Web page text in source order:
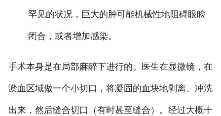
罕见的状况，巨大的肿可能机械性地阻碍眼睑
闭合，或者增加感染。
手术本身是在局部麻醉下进行的。医生在显微镜，在
淤血区域做一个小切口，将凝固的血块地剥离、冲洗
出来，然后缝合切口（有时甚至缝合）。经过大概十